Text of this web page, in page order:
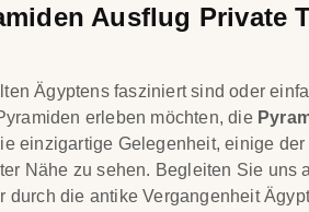
Ausflug Private
Ägyptens fasziniert sind oder
erleben möchten, die
einzigartige Gelegenheit, einige der
Nähe zu sehen. Begleiten Sie uns
durch die antike Vergangenheit